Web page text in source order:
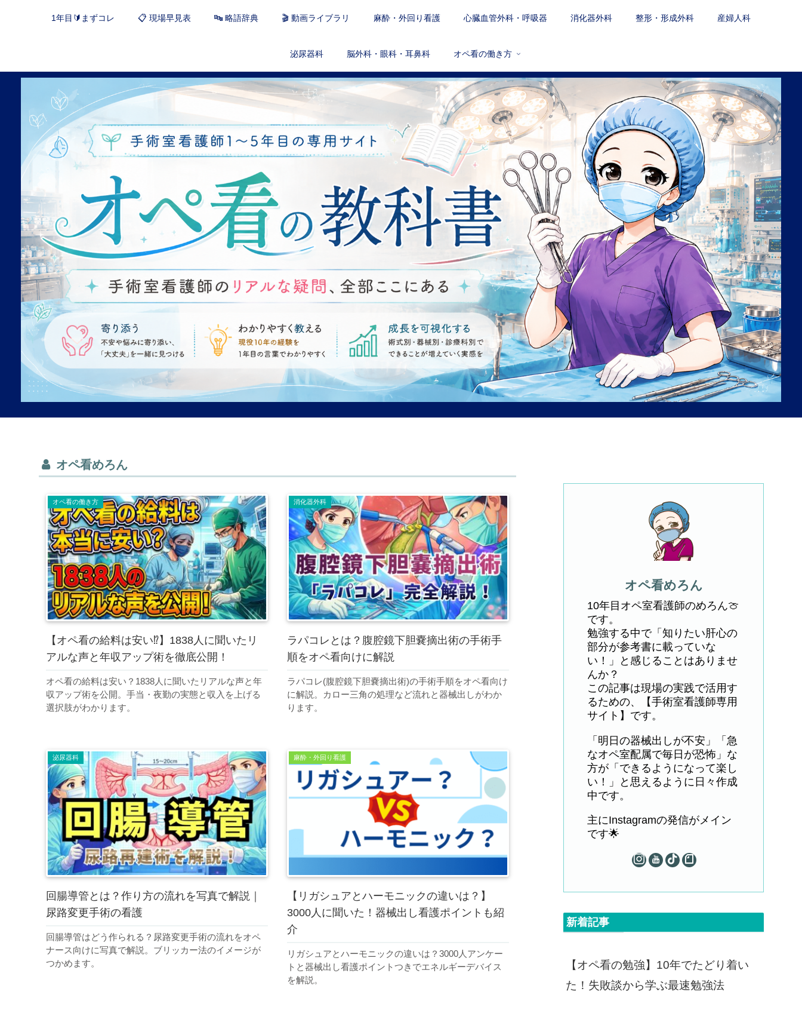
1年目🔰まずコレ 📋 現場早見表 🔤 略語辞典 🎬 動画ライブラリ 麻酔・外回り看護 心臓血管外科・呼吸器 消化器外科 整形・形成外科 産婦人科
泌尿器科 脳外科・眼科・耳鼻科 オペ看の働き方
オペ看めろん
オペ看の働き方
【オペ看の給料は安い⁉︎】1838人に聞いたリ
アルな声と年収アップ術を徹底公開！
オペ看の給料は安い？1838人に聞いたリアルな声と年
収アップ術を公開。手当・夜勤の実態と収入を上げる
選択肢がわかります。
消化器外科
ラパコレとは？腹腔鏡下胆嚢摘出術の手術手
順をオペ看向けに解説
ラパコレ(腹腔鏡下胆嚢摘出術)の手術手順をオペ看向け
に解説。カロー三角の処理など流れと器械出しがわか
ります。
泌尿器科
回腸導管とは？作り方の流れを写真で解説｜
尿路変更手術の看護
回腸導管はどう作られる？尿路変更手術の流れをオペ
ナース向けに写真で解説。ブリッカー法のイメージが
つかめます。
麻酔・外回り看護
【リガシュアとハーモニックの違いは？】
3000人に聞いた！器械出し看護ポイントも紹
介
リガシュアとハーモニックの違いは？3000人アンケー
トと器械出し看護ポイントつきでエネルギーデバイス
を解説。
オペ看めろん
10年目オペ室看護師のめろん🍈
です。
勉強する中で「知りたい肝心の
部分が参考書に載っていな
い！」と感じることはありませ
んか？
この記事は現場の実践で活用す
るための、【手術室看護師専用
サイト】です。
「明日の器械出しが不安」「急
なオペ室配属で毎日が恐怖」な
方が「できるようになって楽し
い！」と思えるように日々作成
中です。
主にInstagramの発信がメイン
です🌟
新着記事
【オペ看の勉強】10年でたどり着い
た！失敗談から学ぶ最速勉強法